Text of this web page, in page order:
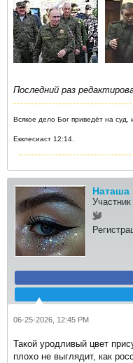
Последний раз
Всякое дело Бог приведёт на
Екклесиаст 12:14.
Наташа
Участник
06-25-2026, 12:45 PM
Такой уродливый цвет
плохо не выглядит, как